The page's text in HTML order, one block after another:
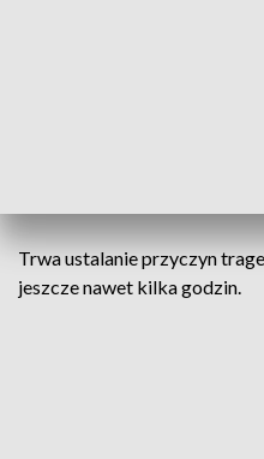
Trwa ustalanie przyczyn
jeszcze nawet kilka godzin.